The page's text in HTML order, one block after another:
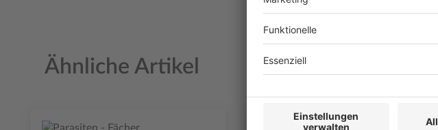
Ähnliche Artikel